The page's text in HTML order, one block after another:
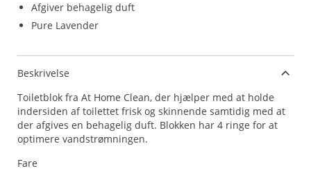
Afgiver behagelig duft
Pure Lavender
Beskrivelse
Toiletblok fra At Home Clean, der hjælper med at holde
indersiden af toilettet frisk og skinnende samtidig med at
der afgives en behagelig duft. Blokken har 4 ringe for at
optimere vandstrømningen.
Fare